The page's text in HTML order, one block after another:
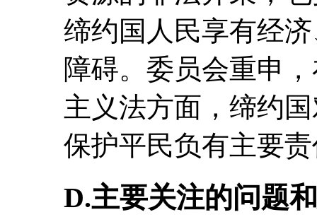
缔约国人民享有经
障碍。委员会重申
主义法方面，缔约
保护平民负有主要
D.主要关注的问题